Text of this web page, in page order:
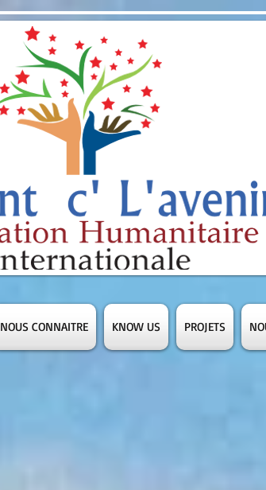
NOUS CONNAITRE KNOW US PROJETS